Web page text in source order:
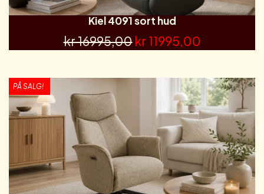
Kiel 4091 sort hud
kr 16995,00 kr 11995,00
PÅ SALG!